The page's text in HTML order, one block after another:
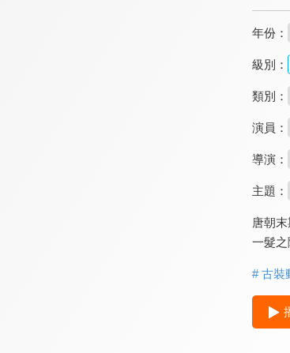
年份：
級別：
類別：
演員：
導演：
主題：
唐朝
一髮
# 古裝